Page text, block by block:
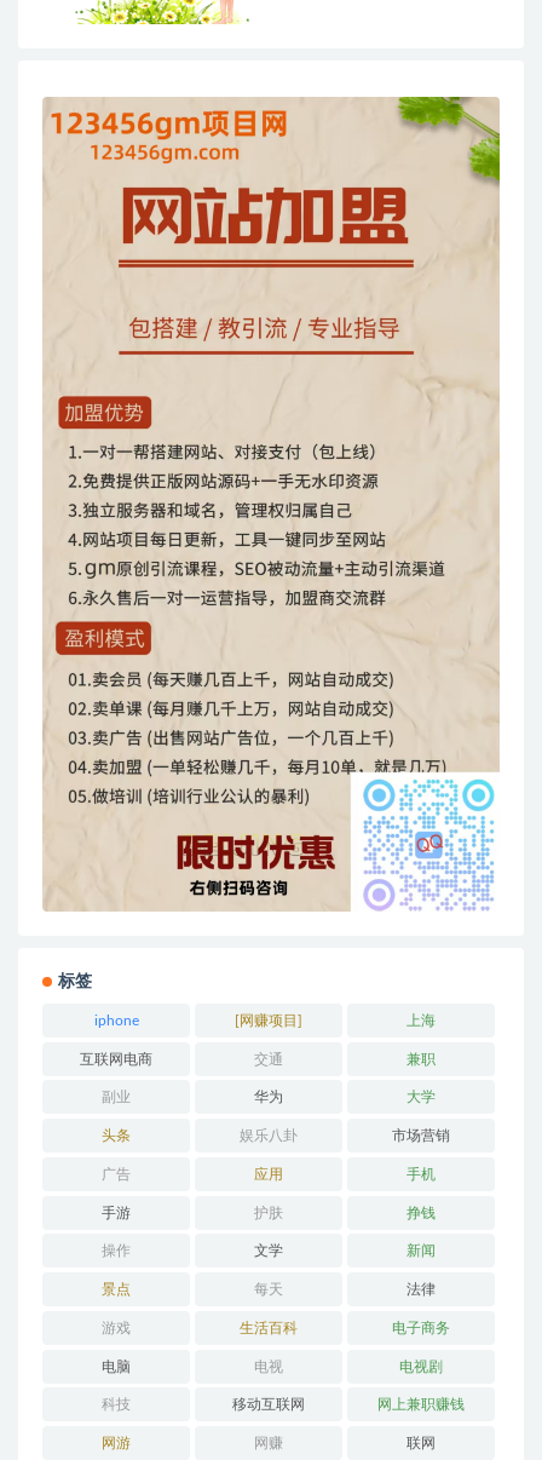
标签
iphone [网赚项目] 上海
互联网电商 交通 兼职
副业 华为 大学
头条 娱乐八卦 市场营销
广告 应用 手机
手游 护肤 挣钱
操作 文学 新闻
景点 每天 法律
游戏 生活百科 电子商务
电脑 电视 电视剧
科技 移动互联网 网上兼职赚钱
网游 网赚 联网